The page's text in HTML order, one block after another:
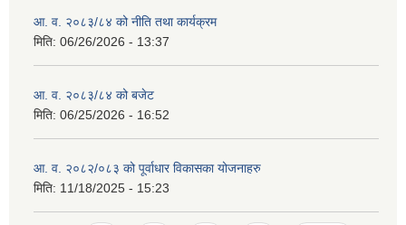
आ. व. २०८३/८४ को नीति तथा कार्यक्रम
मिति: 06/26/2026 - 13:37
आ. व. २०८३/८४ को बजेट
मिति: 06/25/2026 - 16:52
आ. व. २०८२/०८३ को पूर्वाधार विकासका योजनाहरु
मिति: 11/18/2025 - 15:23